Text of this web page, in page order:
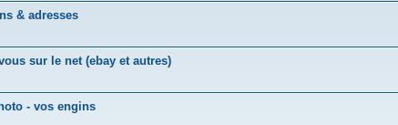
& adresses
sur le net (ebay et autres)
- vos engins